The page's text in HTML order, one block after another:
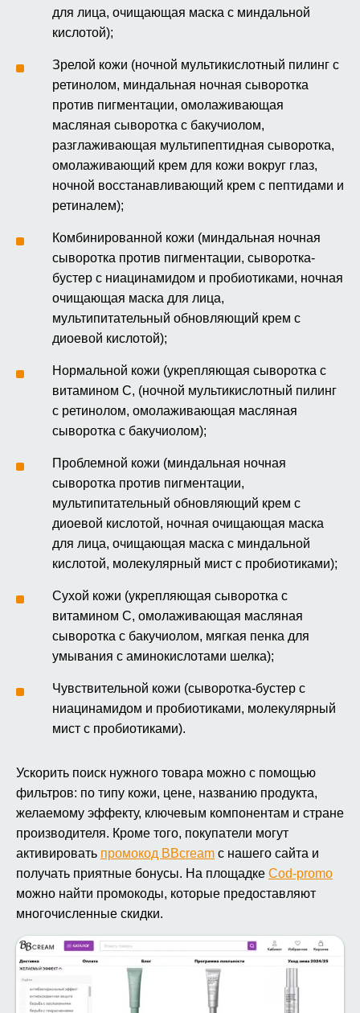
для лица, очищающая маска с миндальной
кислотой);
Зрелой кожи (ночной мультикислотный пилинг с
ретинолом, миндальная ночная сыворотка
против пигментации, омолаживающая
масляная сыворотка с бакучиолом,
разглаживающая мультипептидная сыворотка,
омолаживающий крем для кожи вокруг глаз,
ночной восстанавливающий крем с пептидами и
ретиналем);
Комбинированной кожи (миндальная ночная
сыворотка против пигментации, сыворотка-
бустер с ниацинамидом и пробиотиками, ночная
очищающая маска для лица,
мультипитательный обновляющий крем с
диоевой кислотой);
Нормальной кожи (укрепляющая сыворотка с
витамином C, (ночной мультикислотный пилинг
с ретинолом, омолаживающая масляная
сыворотка с бакучиолом);
Проблемной кожи (миндальная ночная
сыворотка против пигментации,
мультипитательный обновляющий крем с
диоевой кислотой, ночная очищающая маска
для лица, очищающая маска с миндальной
кислотой, молекулярный мист с пробиотиками);
Сухой кожи (укрепляющая сыворотка с
витамином C, омолаживающая масляная
сыворотка с бакучиолом, мягкая пенка для
умывания с аминокислотами шелка);
Чувствительной кожи (сыворотка-бустер с
ниацинамидом и пробиотиками, молекулярный
мист с пробиотиками).
Ускорить поиск нужного товара можно с помощью
фильтров: по типу кожи, цене, названию продукта,
желаемому эффекту, ключевым компонентам и стране
производителя. Кроме того, покупатели могут
активировать промокод BBcream с нашего сайта и
получать приятные бонусы. На площадке Cod-promo
можно найти промокоды, которые предоставляют
многочисленные скидки.